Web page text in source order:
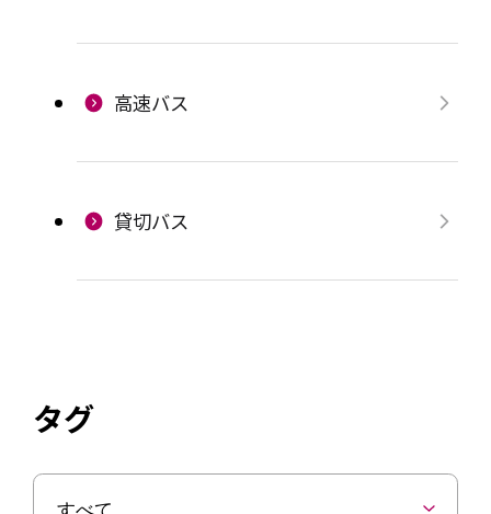
高速バス
貸切バス
タグ